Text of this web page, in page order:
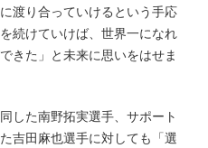
渡り合っていけるという手応
続けていけば、世界一になれ
きた」と未来に思いをはせま
した南野拓実選手、サポート
吉田麻也選手に対しても「選